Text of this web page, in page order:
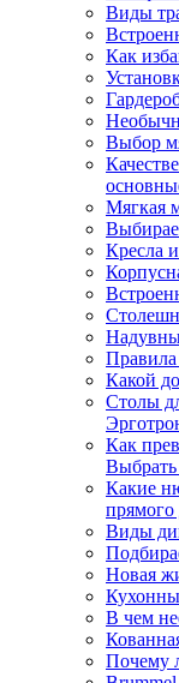
Виды
Как
Выбор
Мягкая
Кресла
Какой
Столы
Как
Какие
прямого
Виды
Новая
В чем
Почему